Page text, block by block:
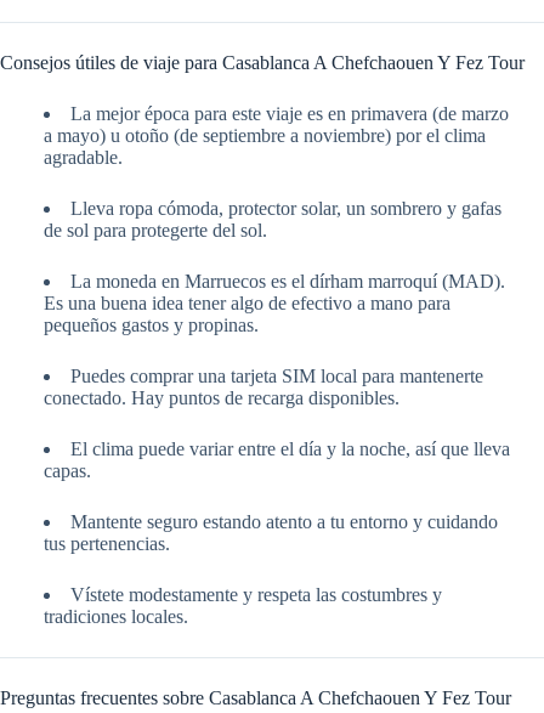
Consejos útiles de viaje para Casablanca A Chefchaouen Y Fez Tour
La mejor época para este viaje es en primavera (de marzo
a mayo) u otoño (de septiembre a noviembre) por el clima
agradable.
Lleva ropa cómoda, protector solar, un sombrero y gafas
de sol para protegerte del sol.
La moneda en Marruecos es el dírham marroquí (MAD).
Es una buena idea tener algo de efectivo a mano para
pequeños gastos y propinas.
Puedes comprar una tarjeta SIM local para mantenerte
conectado. Hay puntos de recarga disponibles.
El clima puede variar entre el día y la noche, así que lleva
capas.
Mantente seguro estando atento a tu entorno y cuidando
tus pertenencias.
Vístete modestamente y respeta las costumbres y
tradiciones locales.
Preguntas frecuentes sobre Casablanca A Chefchaouen Y Fez Tour